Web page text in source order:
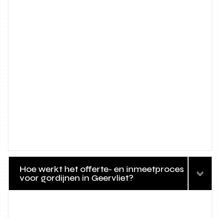
Hoe werkt het offerte- en inmeetproces
voor gordijnen in Geervliet?